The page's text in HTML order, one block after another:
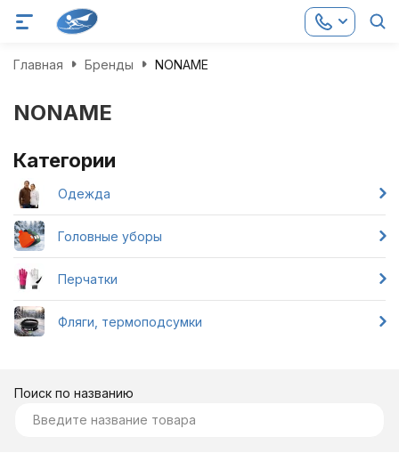
Главная Бренды NONAME
NONAME
Категории
Одежда
Головные уборы
Перчатки
Фляги, термоподсумки
Поиск по названию